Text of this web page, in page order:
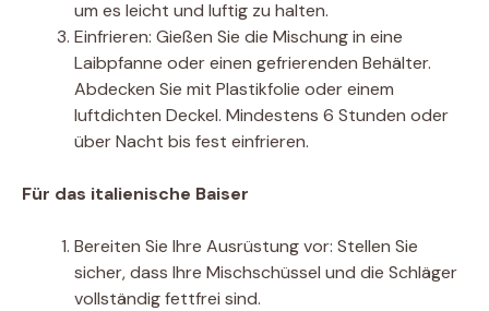
um es leicht und luftig zu halten.
Einfrieren: Gießen Sie die Mischung in eine
Laibpfanne oder einen gefrierenden Behälter.
Abdecken Sie mit Plastikfolie oder einem
luftdichten Deckel. Mindestens 6 Stunden oder
über Nacht bis fest einfrieren.
Für das italienische Baiser
Bereiten Sie Ihre Ausrüstung vor: Stellen Sie
sicher, dass Ihre Mischschüssel und die Schläger
vollständig fettfrei sind.